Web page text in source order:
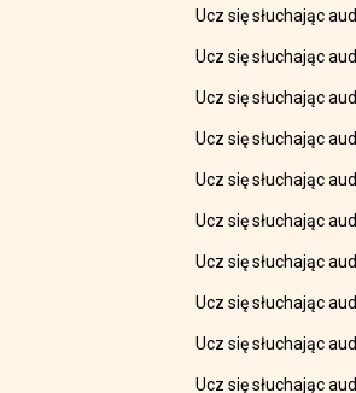
Ucz się słuchając
Ucz się słuchając
Ucz się słuchając
Ucz się słuchając
Ucz się słuchając
Ucz się słuchając
Ucz się słuchając
Ucz się słuchając
Ucz się słuchając
Ucz się słuchając